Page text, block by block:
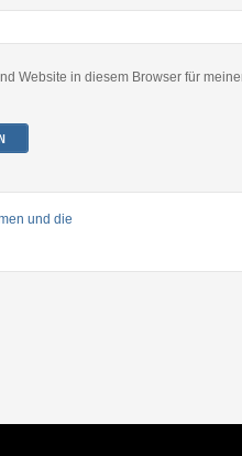
Website in diesem Browser für
und die